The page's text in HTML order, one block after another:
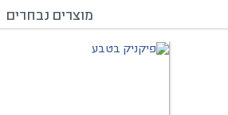
מוצרים נבחרים